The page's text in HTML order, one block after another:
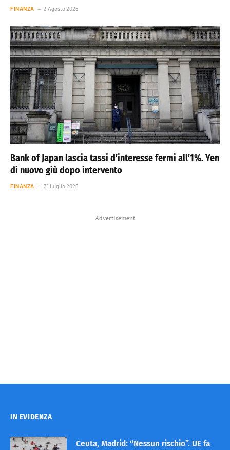
FINANZA 3 Agosto 2026
Bank of Japan lascia tassi d’interesse fermi all’1%. Yen
di nuovo giù dopo intervento
FINANZA 31 Luglio 2026
Advertisement
IN EVIDENZA
Ceuta, Madrid: “Nessun rischio”. UE fa